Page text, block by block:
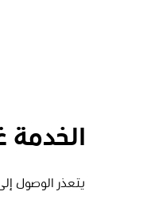
الخدمة
يتعذر الوصول